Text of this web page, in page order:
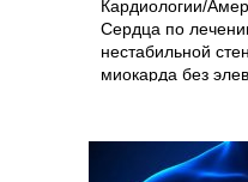
Кардиологии/
Сердца по
нестабильной
миокарда без